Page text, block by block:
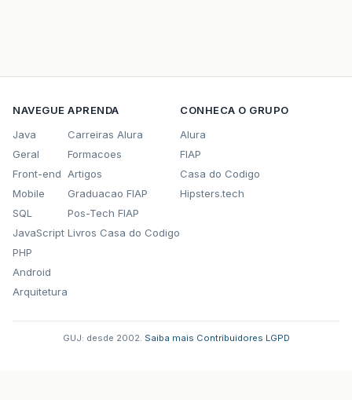
NAVEGUE
Java
Geral
Front-end
Mobile
SQL
JavaScript
PHP
Android
Arquitetura
APRENDA
Carreiras Alura
Formacoes
Artigos
Graduacao FIAP
Pos-Tech FIAP
Livros Casa do Codigo
CONHECA O GRUPO
Alura
FIAP
Casa do Codigo
Hipsters.tech
GUJ: desde 2002. Saiba mais Contribuidores LGPD